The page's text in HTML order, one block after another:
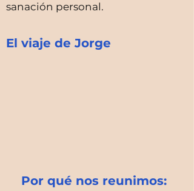
sanación personal.
El viaje de Jorge
Por qué nos reunimos: